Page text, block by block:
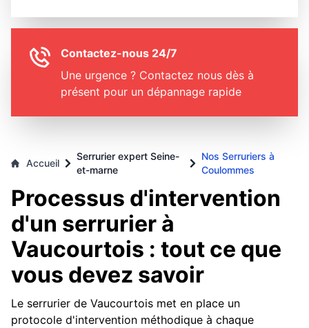
Contactez-nous 24/7
Une urgence ? Contactez nous dès à
présent pour un dépannage rapide
Accueil
Serrurier expert Seine-
et-marne
Nos Serruriers à
Coulommes
Processus d'intervention
d'un serrurier à
Vaucourtois : tout ce que
vous devez savoir
Le serrurier de Vaucourtois met en place un
protocole d'intervention méthodique à chaque